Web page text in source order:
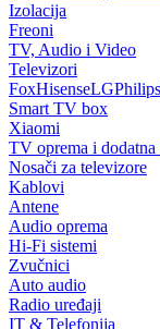
Izolacija
Freoni
TV, Audio i Video
Televizori
FoxHisenseLGPhilips
Smart TV box
Xiaomi
TV oprema i dodatna
Nosači za televizore
Kablovi
Antene
Audio oprema
Hi-Fi sistemi
Zvučnici
Auto audio
Radio uređaji
IT & Telefonija